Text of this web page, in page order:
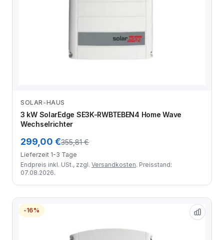
SOLAR-HAUS
3 kW SolarEdge SE3K-RWBTEBEN4 Home Wave
Wechselrichter
299,00 €355,81 €
Lieferzeit 1-3 Tage
Endpreis inkl. USt., zzgl. Versandkosten. Preisstand:
07.08.2026.
-16%